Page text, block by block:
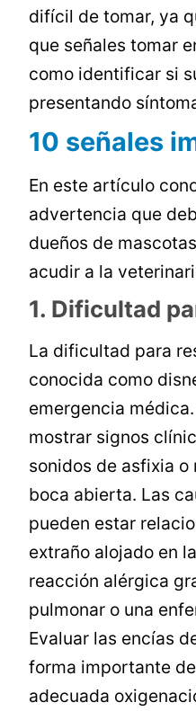
difícil de tomar, ya
que señales tomar
como identificar si
presentando
10 señales
En este artículo
advertencia que
dueños de
acudir a la
1. Dificultad
La dificultad para
conocida como
emergencia
mostrar signos
sonidos de asfixia
boca abierta. Las
pueden estar
extraño alojado en
reacción alérgica
pulmonar o una
Evaluar las encías
forma importante
adecuada